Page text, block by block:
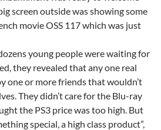
screen outside was showing some
movie OSS 117 which was just
young people were waiting for
they revealed that any one real
one or more friends that wouldn’t
They didn’t care for the Blu-ray
the PS3 price was too high. But
special, a high class product”,